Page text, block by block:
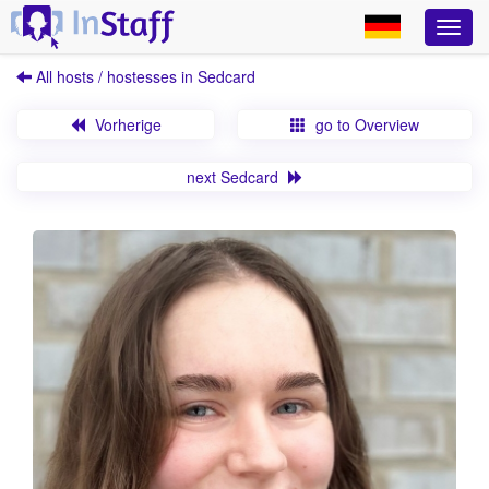
All hosts / hostesses in Sedcard
Vorherige go to Overview
next Sedcard